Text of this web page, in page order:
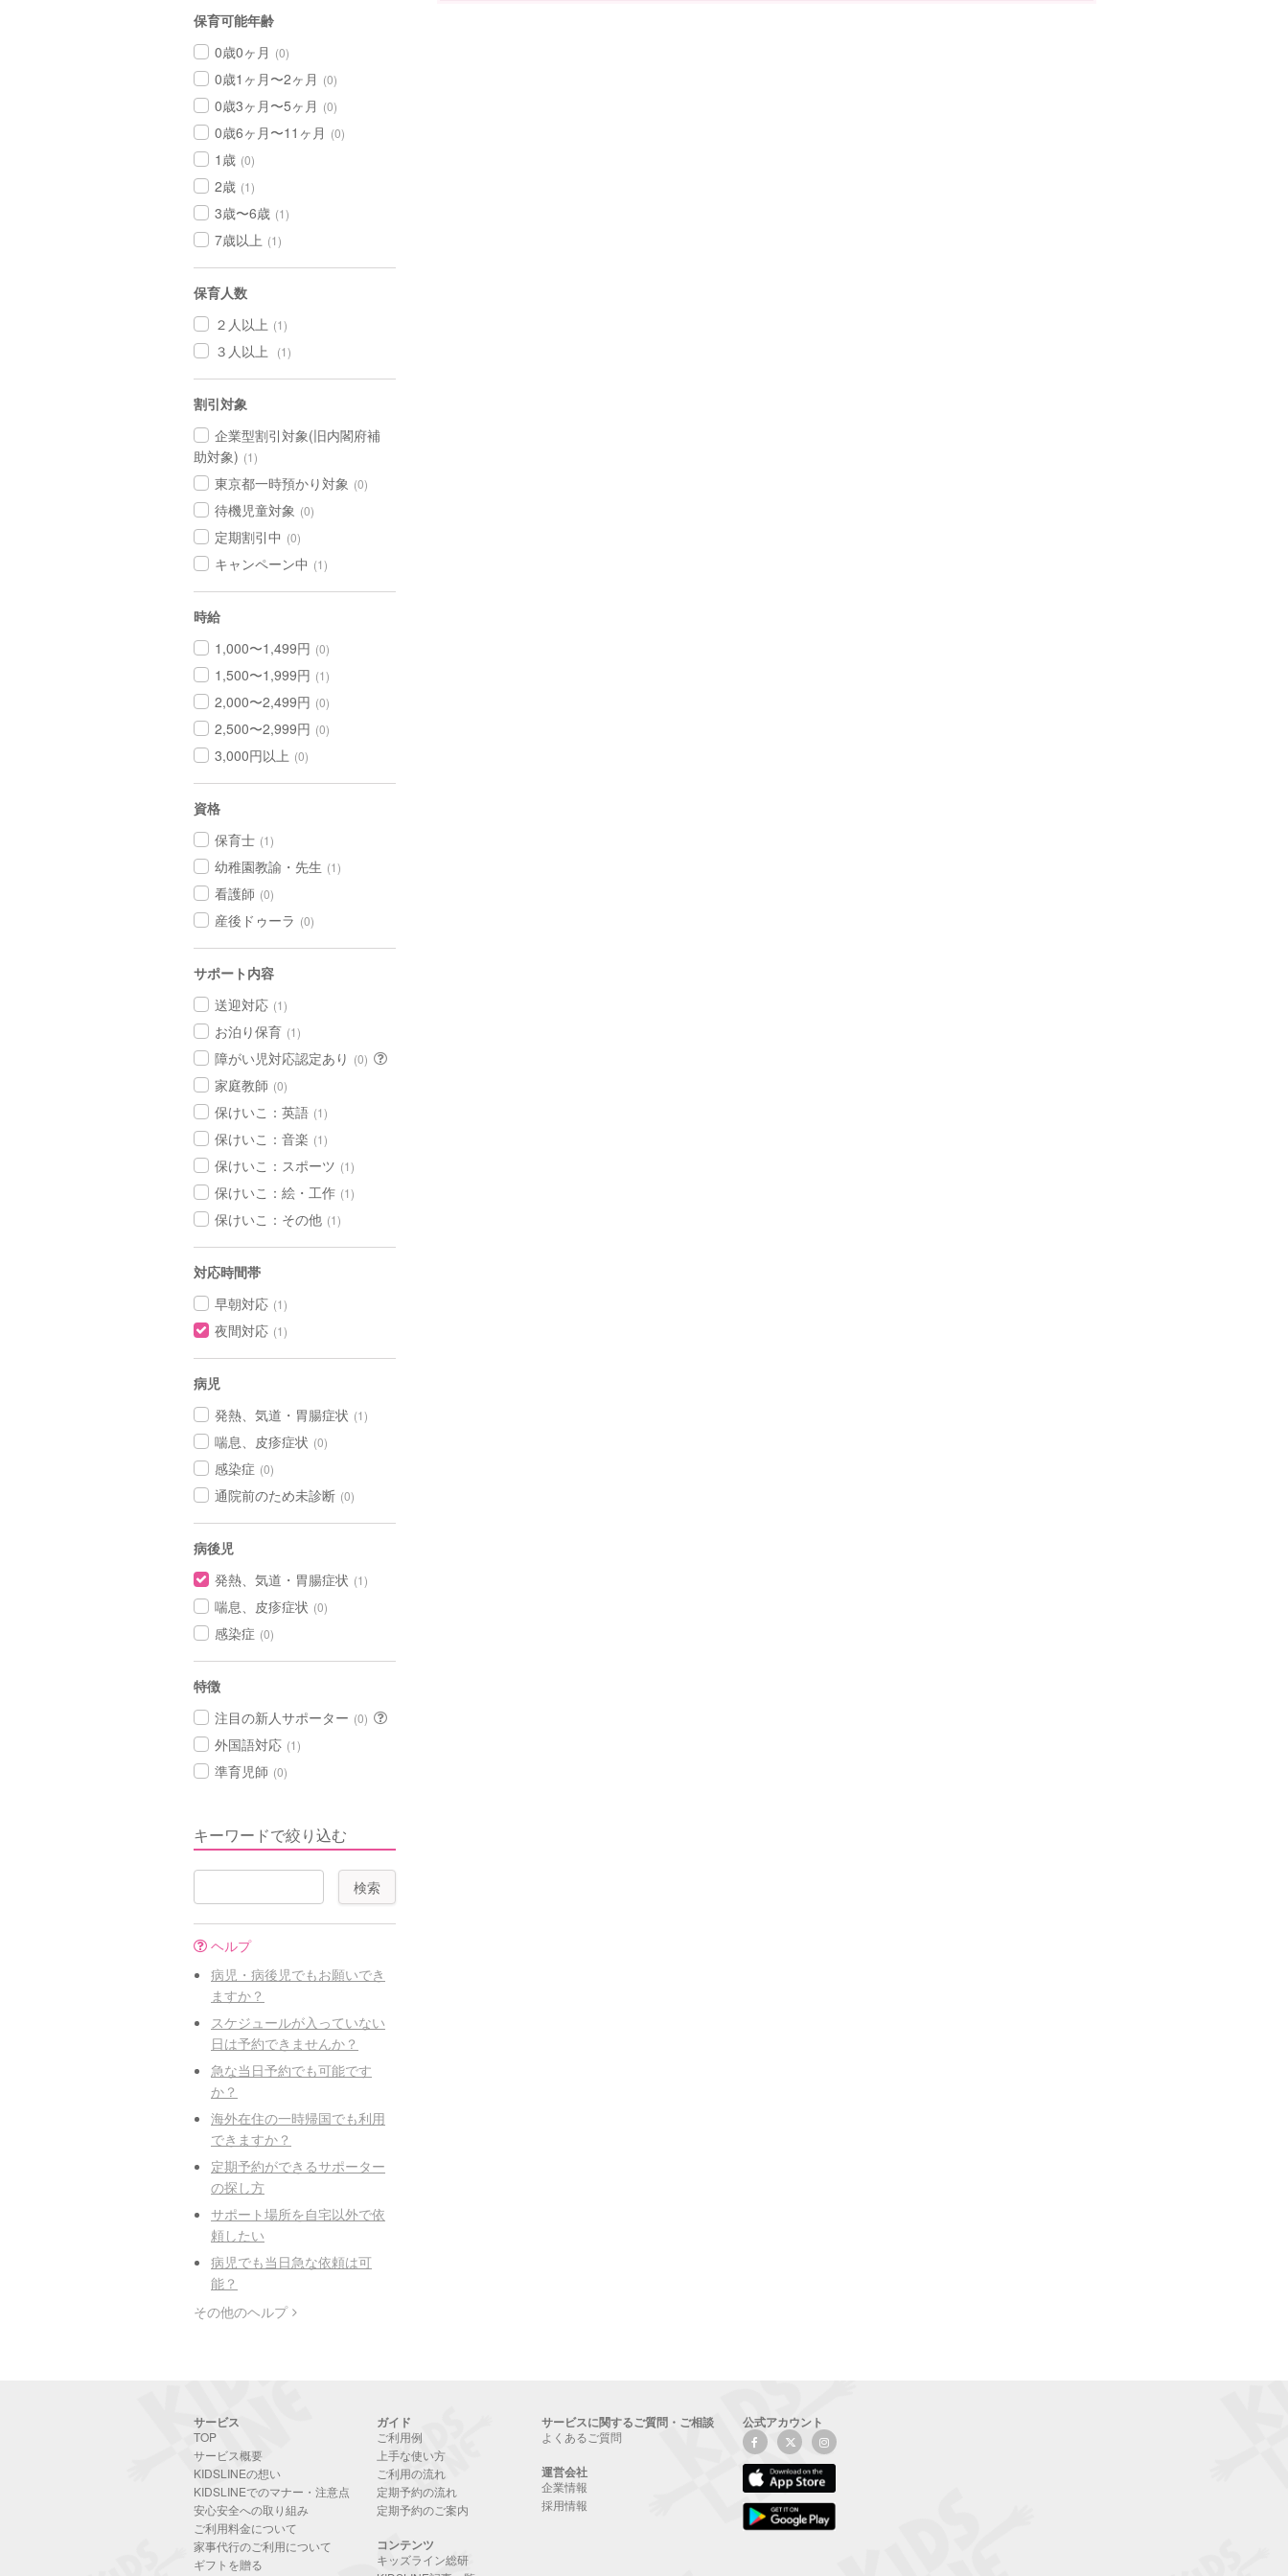
保育可能年齢
0歳0ヶ月 (0)
0歳1ヶ月〜2ヶ月 (0)
0歳3ヶ月〜5ヶ月 (0)
0歳6ヶ月〜11ヶ月 (0)
1歳 (0)
2歳 (1)
3歳〜6歳 (1)
7歳以上 (1)
保育人数
２人以上 (1)
３人以上 (1)
割引対象
企業型割引対象(旧内閣府補
助対象) (1)
東京都一時預かり対象 (0)
待機児童対象 (0)
定期割引中 (0)
キャンペーン中 (1)
時給
1,000〜1,499円 (0)
1,500〜1,999円 (1)
2,000〜2,499円 (0)
2,500〜2,999円 (0)
3,000円以上 (0)
資格
保育士 (1)
幼稚園教諭・先生 (1)
看護師 (0)
産後ドゥーラ (0)
サポート内容
送迎対応 (1)
お泊り保育 (1)
障がい児対応認定あり (0)
家庭教師 (0)
保けいこ：英語 (1)
保けいこ：音楽 (1)
保けいこ：スポーツ (1)
保けいこ：絵・工作 (1)
保けいこ：その他 (1)
対応時間帯
早朝対応 (1)
夜間対応 (1)
病児
発熱、気道・胃腸症状 (1)
喘息、皮疹症状 (0)
感染症 (0)
通院前のため未診断 (0)
病後児
発熱、気道・胃腸症状 (1)
喘息、皮疹症状 (0)
感染症 (0)
特徴
注目の新人サポーター (0)
外国語対応 (1)
準育児師 (0)
キーワードで絞り込む
ヘルプ
病児・病後児でもお願いでき
ますか？
スケジュールが入っていない
日は予約できませんか？
急な当日予約でも可能です
か？
海外在住の一時帰国でも利用
できますか？
定期予約ができるサポーター
の探し方
サポート場所を自宅以外で依
頼したい
病児でも当日急な依頼は可
能？
その他のヘルプ
サービス
TOP
サービス概要
KIDSLINEの想い
KIDSLINEでのマナー・注意点
安心安全への取り組み
ご利用料金について
家事代行のご利用について
ギフトを贈る
ガイド
ご利用例
上手な使い方
ご利用の流れ
定期予約の流れ
定期予約のご案内
コンテンツ
キッズライン総研
サービスに関するご質問・ご相談
よくあるご質問
運営会社
企業情報
採用情報
公式アカウント